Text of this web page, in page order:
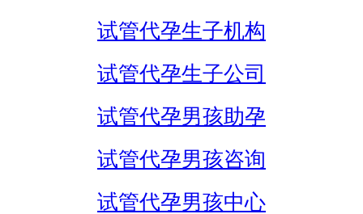
试管代孕生子机构
试管代孕生子公司
试管代孕男孩助孕
试管代孕男孩咨询
试管代孕男孩中心